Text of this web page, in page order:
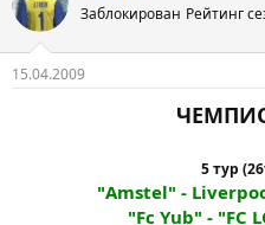
Заблокирован Рейтинг
15.04.2009
5 тур
"Amstel" -
"Fc Yub" - "FC